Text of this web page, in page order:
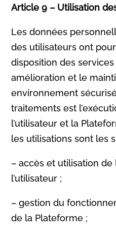
Article 9 – Utilisation
Les données
des utilisateurs ont
disposition des
amélioration et le
environnement
traitements est
l’utilisateur et la
les utilisations sont les
– accès et utilisation
l’utilisateur ;
– gestion du
de la Plateforme ;